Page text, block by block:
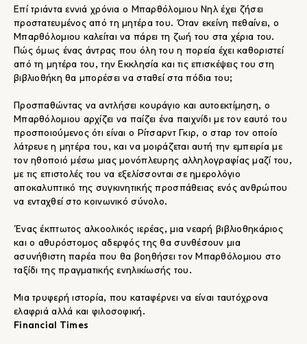
Επί τριάντα εννιά χρόνια ο Μπαρθόλομιου Νηλ έχει ζήσει
προστατευμένος από τη μητέρα του. Όταν εκείνη πεθαίνει, ο
Μπαρθόλομιου καλείται να πάρει τη ζωή του στα χέρια του.
Πώς όμως ένας άντρας που όλη του η πορεία έχει καθοριστεί
από τη μητέρα του, την Εκκλησία και τις επισκέψεις του στη
βιβλιοθήκη θα μπορέσει να σταθεί στα πόδια του;
Προσπαθώντας να αντλήσει κουράγιο και αυτοεκτίμηση, ο
Μπαρθόλομιου αρχίζει να παίζει ένα παιχνίδι με τον εαυτό του
προσποιούμενος ότι είναι ο Ρίτσαρντ Γκιρ, ο σταρ τον οποίο
λάτρευε η μητέρα του, και να μοιράζεται αυτή την εμπειρία με
τον ηθοποιό μέσω μιας μονόπλευρης αλληλογραφίας μαζί του,
με τις επιστολές του να εξελίσσονται σε ημερολόγιο
αποκαλυπτικό της συγκινητικής προσπάθειας ενός ανθρώπου
να ενταχθεί στο κοινωνικό σύνολο.
Ένας έκπτωτος αλκοολικός ιερέας, μια νεαρή βιβλιοθηκάριος
και ο αθυρόστομος αδερφός της θα συνθέσουν μια
ασυνήθιστη παρέα που θα βοηθήσει τον Μπαρθόλομιου στο
ταξίδι της πραγματικής ενηλικίωσής του.
Μια τρυφερή ιστορία, που καταφέρνει να είναι ταυτόχρονα
ελαφριά αλλά και φιλοσοφική.
Financial Times